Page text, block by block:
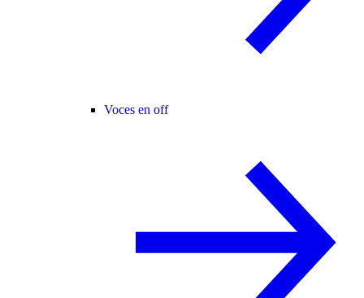
Voces en off